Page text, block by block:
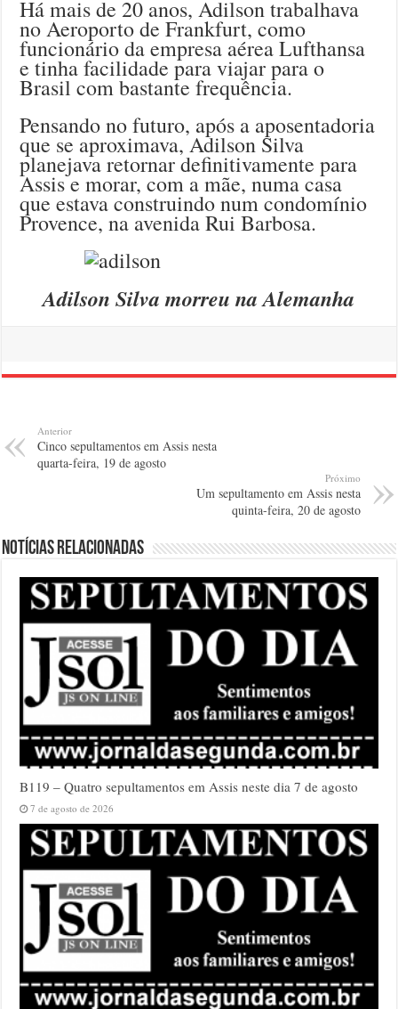
Há mais de 20 anos, Adilson trabalhava
no Aeroporto de Frankfurt, como
funcionário da empresa aérea Lufthansa
e tinha facilidade para viajar para o
Brasil com bastante frequência.
Pensando no futuro, após a aposentadoria
que se aproximava, Adilson Silva
planejava retornar definitivamente para
Assis e morar, com a mãe, numa casa
que estava construindo num condomínio
Provence, na avenida Rui Barbosa.
Adilson Silva morreu na Alemanha
Anterior
Cinco sepultamentos em Assis nesta
quarta-feira, 19 de agosto
Próximo
Um sepultamento em Assis nesta
quinta-feira, 20 de agosto
Notícias relacionadas
B119 – Quatro sepultamentos em Assis neste dia 7 de agosto
7 de agosto de 2026